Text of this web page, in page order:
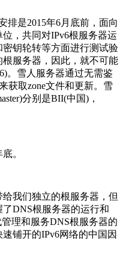
是2015年6月底前，面向
，共同对IPv6根服务器运
钥轮转等方面进行测试验
服务器，因此，就不可能
。雪人服务器通过无需鉴
获取zone文件和更新。雪
分别是BII(中国)，
。
我们独立的根服务器，但
DNS根服务器的运行和
理和服务DNS根服务器的
铺开的IPv6网络的中国因